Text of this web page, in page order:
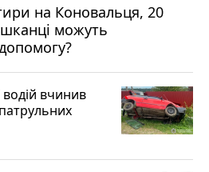
на Коновальця, 20
можуть
вчинив